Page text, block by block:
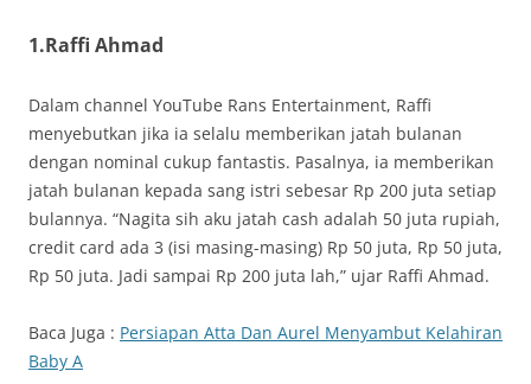
1.Raffi Ahmad
Dalam channel YouTube Rans Entertainment, Raffi
menyebutkan jika ia selalu memberikan jatah bulanan
dengan nominal cukup fantastis. Pasalnya, ia memberikan
jatah bulanan kepada sang istri sebesar Rp 200 juta setiap
bulannya. “Nagita sih aku jatah cash adalah 50 juta rupiah,
credit card ada 3 (isi masing-masing) Rp 50 juta, Rp 50 juta,
Rp 50 juta. Jadi sampai Rp 200 juta lah,” ujar Raffi Ahmad.
Baca Juga : Persiapan Atta Dan Aurel Menyambut Kelahiran
Baby A